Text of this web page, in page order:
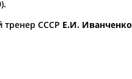
тренер СССР Е.И. Иванченко